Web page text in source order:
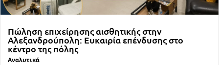
Πώληση επιχείρησης αισθητικής στην
Αλεξανδρούπολη: Ευκαιρία επένδυσης στο
κέντρο της πόλης
Αναλυτικά